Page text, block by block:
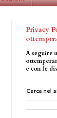
Privacy
A seguire
e con le
Cerca nel